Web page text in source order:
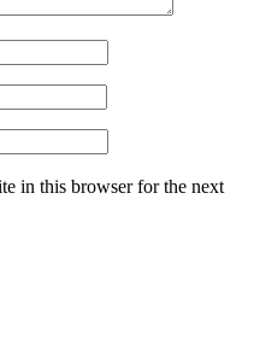
in this browser for the next